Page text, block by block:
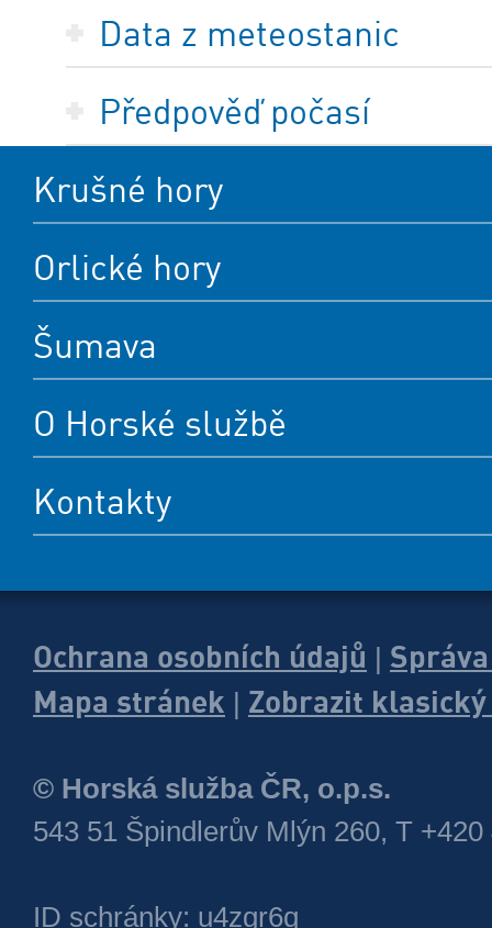
Data z meteostanic
Předpověď počasí
Krušné hory
Orlické hory
Šumava
O Horské službě
Kontakty
Ochrana osobních údajů
Mapa stránek
Zobrazit
© Horská služba ČR, o.p.s.
543 51 Špindlerův Mlýn 260, T +420
ID schránky: u4zgr6q